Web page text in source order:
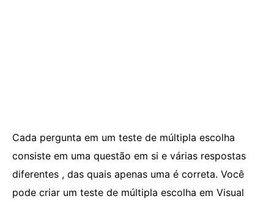
Cada pergunta em um teste de múltipla escolha
consiste em uma questão em si e várias respostas
diferentes , das quais apenas uma é correta. Você
pode criar um teste de múltipla escolha em Visual